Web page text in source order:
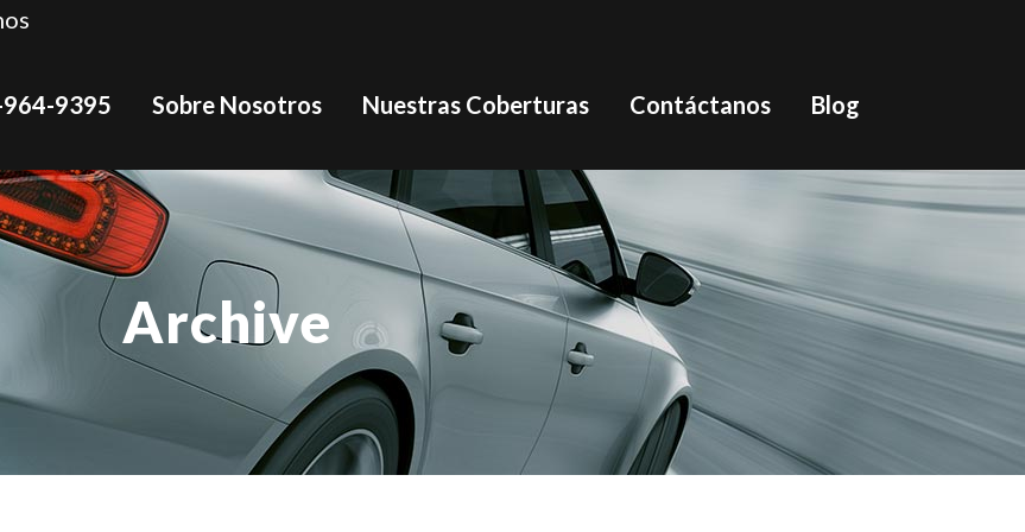
9395 Sobre Nosotros Nuestras Coberturas Contáctanos Blog
Archive